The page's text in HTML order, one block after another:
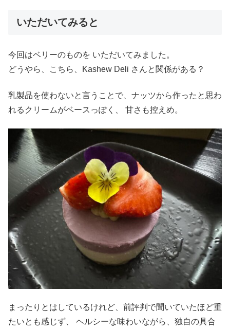
いただいてみると
今回はベリーのものを いただいてみました。
どうやら、こちら、Kashew Deli さんと関係がある？
乳製品を使わないと言うことで、ナッツから作ったと思わ
れるクリームがベースっぽく、 甘さも控えめ。
まったりとはしているけれど、前評判で聞いていたほど重
たいとも感じず、 ヘルシーな味わいながら、独自の具合